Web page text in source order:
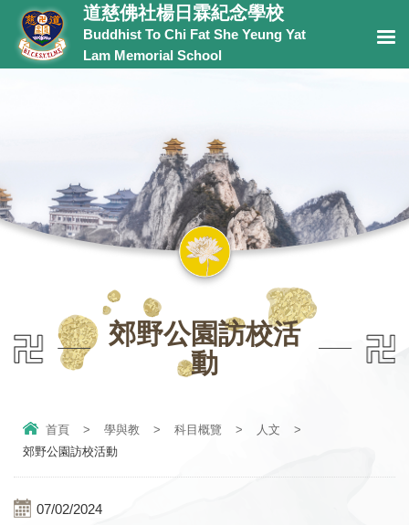
道慈佛社楊日霖紀念學校
Buddhist To Chi Fat She Yeung Yat
Lam Memorial School
郊野公園訪校活
動
首頁 > 學與教 > 科目概覽 > 人文
>
郊野公園訪校活動
07/02/2024